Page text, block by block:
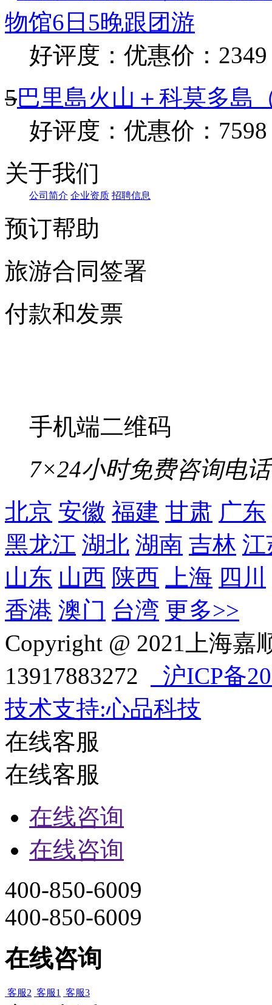
物馆6日5晚跟团游
好评度： 优惠价：2349
5巴里島火山＋科莫多島
好评度： 优惠价：7598
关于我们
公司简介 企业资质 招聘信息
预订帮助
旅游合同签署
付款和发票
手机端二维码
7×24小时免费咨询电话
北京 安徽 福建 甘肃 广东
黑龙江 湖北 湖南 吉林 江
山东 山西 陕西 上海 四川
香港 澳门 台湾 更多>>
Copyright @ 2021上海
13917883272
沪ICP备
技术支持:心品科技
在线客服
在线客服
在线咨询
在线咨询
400-850-6009
400-850-6009
在线咨询
客服2 客服1 客服3